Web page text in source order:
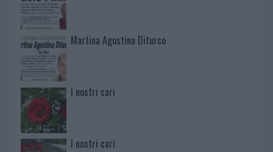
Martina Agostina Diturco
I nostri cari
I nostri cari